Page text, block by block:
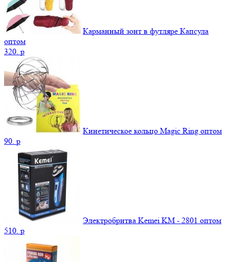
Карманный зонт в футляре Капсула
оптом
320. p
Кинетическое кольцо Magic Ring оптом
90. p
Электробритва Kemei KM - 2801 оптом
510. p